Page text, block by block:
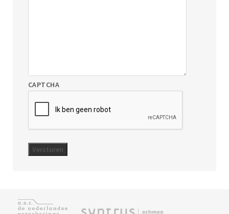
CAPTCHA